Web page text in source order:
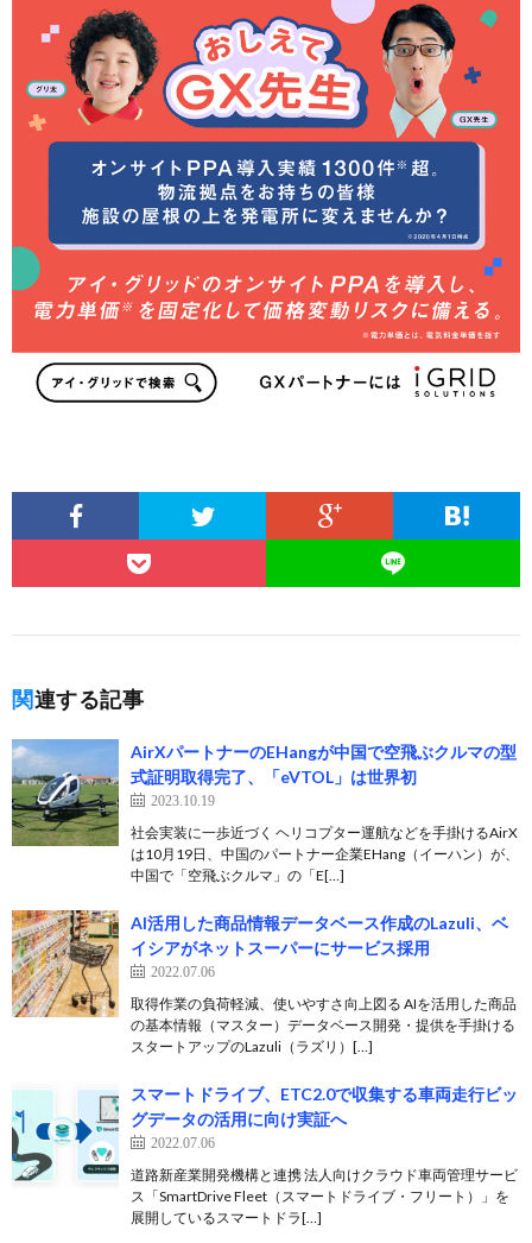
関連する記事
AirXパートナーのEHangが中国で空飛ぶクルマの型
式証明取得完了、「eVTOL」は世界初
2023.10.19
社会実装に一歩近づく ヘリコプター運航などを手掛けるAirX
は10月19日、中国のパートナー企業EHang（イーハン）が、
中国で「空飛ぶクルマ」の「E[…]
AI活用した商品情報データベース作成のLazuli、ベ
イシアがネットスーパーにサービス採用
2022.07.06
取得作業の負荷軽減、使いやすさ向上図る AIを活用した商品
の基本情報（マスター）データベース開発・提供を手掛ける
スタートアップのLazuli（ラズリ）[…]
スマートドライブ、ETC2.0で収集する車両走行ビッ
グデータの活用に向け実証へ
2022.07.06
道路新産業開発機構と連携 法人向けクラウド車両管理サービ
ス「SmartDrive Fleet（スマートドライブ・フリート）」を
展開しているスマートドラ[…]